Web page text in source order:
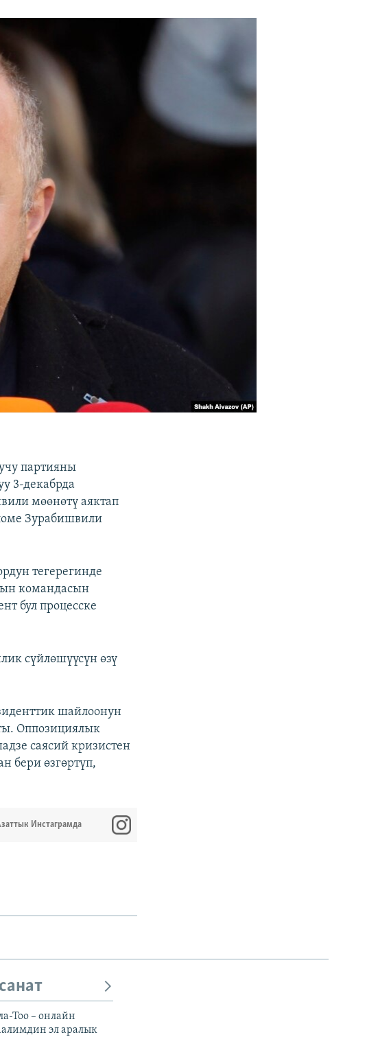
партияны
3-декабрда
мөөнөтү аяктап
Зурабишвили
тегерегинде
командасын
бул процесске
сүйлөшүүсүн өзү
шайлоонун
Оппозициялык
саясий кризистен
бери өзгөртүп,
Инстаграмда
Тоо – онлайн
эл аралык